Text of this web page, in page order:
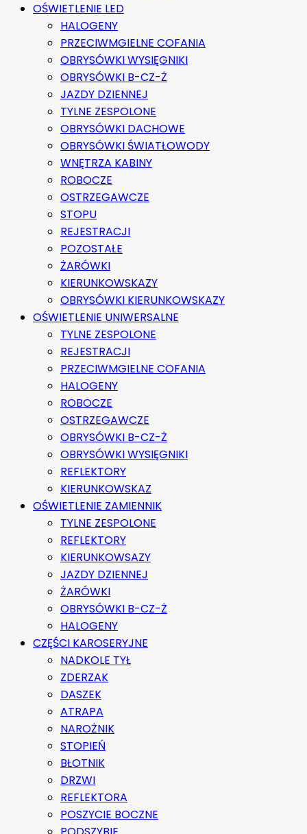
OŚWIETLENIE LED
HALOGENY
PRZECIWMGIELNE COFANIA
OBRYSÓWKI WYSIĘGNIKI
OBRYSÓWKI B-CZ-Ż
JAZDY DZIENNEJ
TYLNE ZESPOLONE
OBRYSÓWKI DACHOWE
OBRYSÓWKI ŚWIATŁOWODY
WNĘTRZA KABINY
ROBOCZE
OSTRZEGAWCZE
STOPU
REJESTRACJI
POZOSTAŁE
ŻARÓWKI
KIERUNKOWSKAZY
OBRYSÓWKI KIERUNKOWSKAZY
OŚWIETLENIE UNIWERSALNE
TYLNE ZESPOLONE
REJESTRACJI
PRZECIWMGIELNE COFANIA
HALOGENY
ROBOCZE
OSTRZEGAWCZE
OBRYSÓWKI B-CZ-Ż
OBRYSÓWKI WYSIĘGNIKI
REFLEKTORY
KIERUNKOWSKAZ
OŚWIETLENIE ZAMIENNIK
TYLNE ZESPOLONE
REFLEKTORY
KIERUNKOWSAZY
JAZDY DZIENNEJ
ŻARÓWKI
OBRYSÓWKI B-CZ-Ż
HALOGENY
CZĘŚCI KAROSERYJNE
NADKOLE TYŁ
ZDERZAK
DASZEK
ATRAPA
NAROŻNIK
STOPIEŃ
BŁOTNIK
DRZWI
REFLEKTORA
POSZYCIE BOCZNE